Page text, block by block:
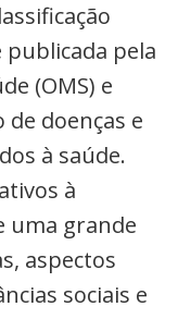
publicada pela
(OMS) e
doenças e
à saúde.
à
uma grande
aspectos
sociais e